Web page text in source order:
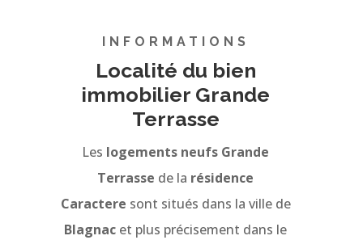
INFORMATIONS
Localité du bien
immobilier Grande
Terrasse
Les logements neufs Grande
Terrasse de la résidence
Caractere sont situés dans la ville de
Blagnac et plus précisement dans le